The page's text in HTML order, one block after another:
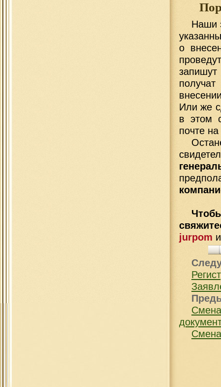
Наши
о
Или же
в этом
почте
jurpom